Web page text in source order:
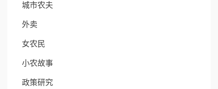
城市农夫
外卖
女农民
小农故事
政策研究